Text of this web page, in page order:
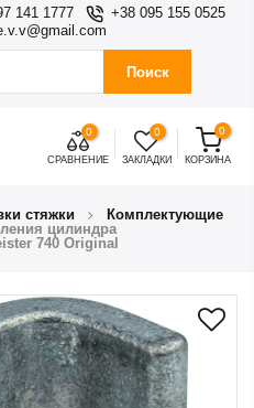
141 1777
+38 095 155 0525
Поиск
0
СРАВНЕНИЕ
0
ЗАКЛАДКИ
0
КОРЗИНА
стяжки
Комплектующие
цилиндра
740 Original